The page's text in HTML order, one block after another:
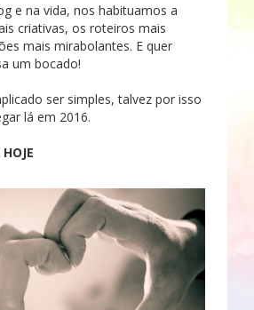
e na vida, nos habituamos a
criativas, os roteiros mais
mais mirabolantes. E quer
um bocado!
ser simples, talvez por isso
lá em 2016.